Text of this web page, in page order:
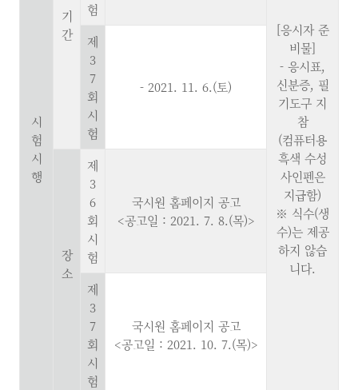
시
험
시
행
기
간
험
[응시자 준
비물]
- 응시표,
신분증, 필
기도구 지
참
(컴퓨터용
흑색 수성
사인펜은
지급함)
※ 식수(생
수)는 제공
하지 않습
니다.
제
3
7
회
시
험
- 2021. 11. 6.(토)
장
소
제
3
6
회
시
험
국시원 홈페이지 공고
<공고일 : 2021. 7. 8.(목)>
제
3
7
회
시
험
국시원 홈페이지 공고
<공고일 : 2021. 10. 7.(목)>